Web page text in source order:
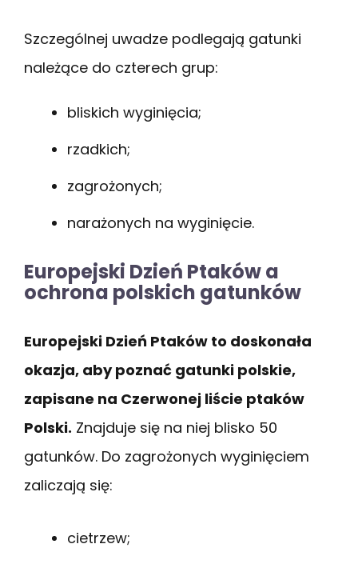
Szczególnej uwadze podlegają gatunki
należące do czterech grup:
bliskich wyginięcia;
rzadkich;
zagrożonych;
narażonych na wyginięcie.
Europejski Dzień Ptaków a
ochrona polskich gatunków
Europejski Dzień Ptaków to doskonała
okazja, aby poznać gatunki polskie,
zapisane na Czerwonej liście ptaków
Polski. Znajduje się na niej blisko 50
gatunków. Do zagrożonych wyginięciem
zaliczają się:
cietrzew;